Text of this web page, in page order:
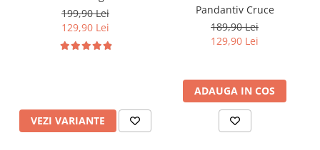
199,90 Lei
129,90 Lei
VEZI VARIANTE
Pandantiv Cruce
189,90 Lei
129,90 Lei
ADAUGA IN COS